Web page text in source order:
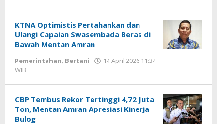
KTNA Optimistis Pertahankan dan
Ulangi Capaian Swasembada Beras di
Bawah Mentan Amran
Pemerintahan, Bertani
14 April 2026 11:34
WIB
CBP Tembus Rekor Tertinggi 4,72 Juta
Ton, Mentan Amran Apresiasi Kinerja
Bulog